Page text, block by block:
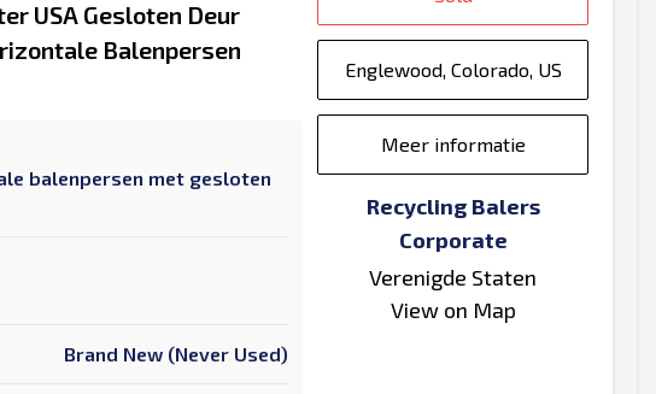
USA Gesloten Deur
Balenpersen
balenpersen met gesloten
Brand New (Never Used)
Englewood, Colorado, US
Meer informatie
Recycling Balers
Corporate
Verenigde Staten
View on Map